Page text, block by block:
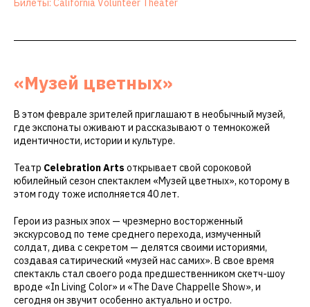
Билеты: California Volunteer Theater
«Музей цветных»
В этом феврале зрителей приглашают в необычный музей,
где экспонаты оживают и рассказывают о темнокожей
идентичности, истории и культуре.
Театр Celebration Arts открывает свой сороковой
юбилейный сезон спектаклем «Музей цветных», которому в
этом году тоже исполняется 40 лет.
Герои из разных эпох — чрезмерно восторженный
экскурсовод по теме среднего перехода, измученный
солдат, дива с секретом — делятся своими историями,
создавая сатирический «музей нас самих». В свое время
спектакль стал своего рода предшественником скетч-шоу
вроде «In Living Color» и «The Dave Chappelle Show», и
сегодня он звучит особенно актуально и остро.